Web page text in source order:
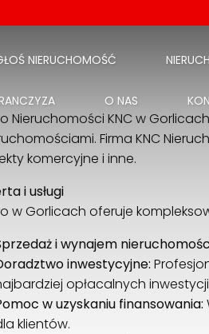
NIERUCHOMOŚĆ
O NAS
Nieruchomości KNC w
Firma KNC
komercyjne i inne.
i usługi
w Gorlicach oferuje
i wynajem
inwestycyjne:
opłacalnych
w uzyskaniu finansowania:
klientów.